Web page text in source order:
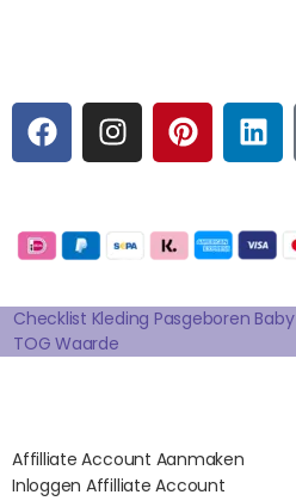
F
A
C
B
O
K
I
N
S
A
A
M
P
I
N
E
R
S
T
L
I
N
E
D
N
Checklist Kleding Pasgeboren Baby
TOG Waarde
Affilliate Account Aanmaken
Inloggen Affilliate Account